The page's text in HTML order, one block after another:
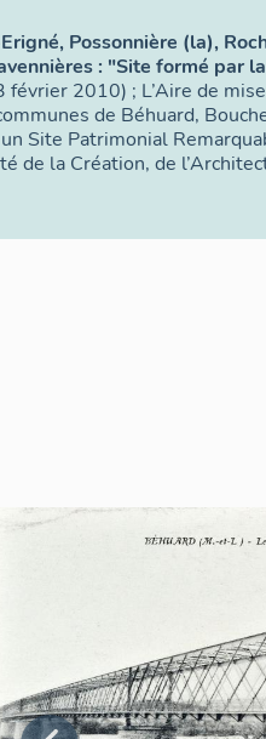
Possonnière (la),
: "Site formé par
2010) ; L’Aire de
de Béhuard,
Site Patrimonial
de la Création, de